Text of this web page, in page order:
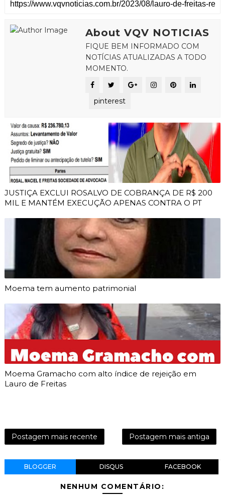
About VQV NOTICIAS
FIQUE BEM INFORMADO COM
NOTÍCIAS ATUALIZADAS A TODO
MOMENTO.
pinterest
JUSTIÇA EXCLUI ROSALVO DE COBRANÇA DE R$ 200
MIL E MANTÉM EXECUÇÃO APENAS CONTRA O PT
Moema tem aumento patrimonial
Moema Gramacho com alto índice de rejeição em
Lauro de Freitas
Postagem mais recente Postagem mais antiga
BLOGGER DISQUS FACEBOOK
NENHUM COMENTÁRIO: